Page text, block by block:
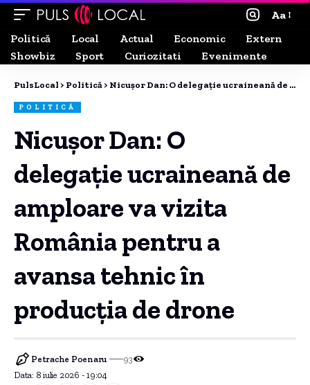
Aa
Politică
Local Actual Economic
Extern
Showbiz
Sport Curiozitati Evenimente
PulsLocal > Politică > Nicuşor Dan: O delegaţie ucraineană de amploare va vizita România pentru a avansa tehnic în producția de drone
POLITICĂ
Nicuşor Dan: O
delegaţie ucraineană de
amploare va vizita
România pentru a
avansa tehnic în
producția de drone
Data: 8 iulie 2026 - 19:04
Petrache Poenaru 93